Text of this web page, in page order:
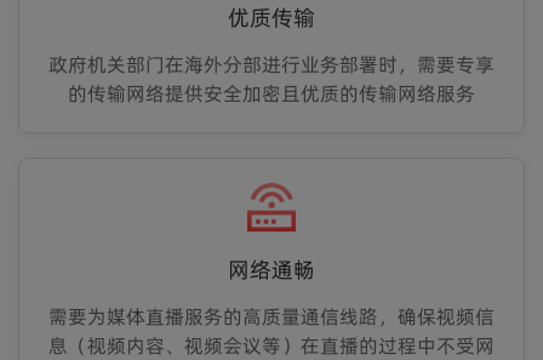
优质传输
政府机关部门在海外分部进行业务部署时，需要专享
的传输网络提供安全加密且优质的传输网络服务
网络通畅
需要为媒体直播服务的高质量通信线路，确保视频信
息（视频内容、视频会议等）在直播的过程中不受网